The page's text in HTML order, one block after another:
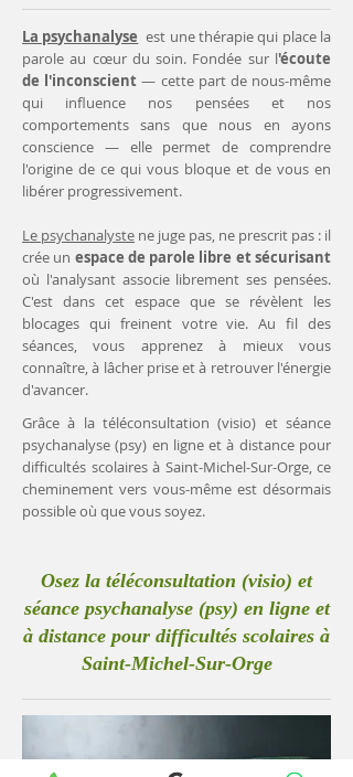
La psychanalyse est une thérapie qui place la
parole au cœur du soin. Fondée sur l'écoute
de l'inconscient— cette part de nous-même
qui influence nos pensées et nos
comportements sans que nous en ayons
conscience — elle permet de comprendre
l'origine de ce qui vous bloque et de vous en
libérer progressivement.
Le psychanalyste ne juge pas, ne prescrit pas : il
crée un espace de parole libre et sécurisant
où l'analysant associe librement ses pensées.
C'est dans cet espace que se révèlent les
blocages qui freinent votre vie. Au fil des
séances, vous apprenez à mieux vous
connaître, à lâcher prise et à retrouver l'énergie
d'avancer.
Grâce à la téléconsultation (visio) et séance
psychanalyse (psy) en ligne et à distance pour
difficultés scolaires à Saint-Michel-Sur-Orge, ce
cheminement vers vous-même est désormais
possible où que vous soyez.
Osez la téléconsultation (visio) et
séance psychanalyse (psy) en ligne et
à distance pour difficultés scolaires à
Saint-Michel-Sur-Orge